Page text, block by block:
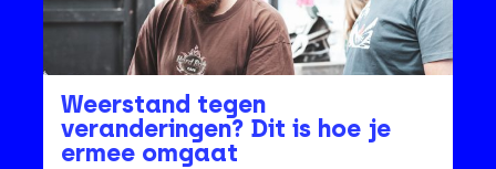
Weerstand tegen
veranderingen? Dit is hoe je
ermee omgaat